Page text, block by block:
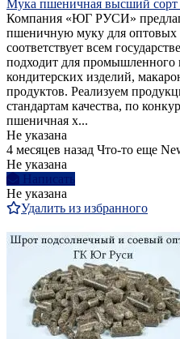
Мука пшеничная высший
Компания «ЮГ РУСИ»
пшеничную муку для оптовых
соответствует всем
подходит для промышленного
кондитерских изделий,
продуктов. Реализуем
стандартам качества, по
пшеничная х...
Не указана
4 месяцев назад Что-то еще
Не указана
Написать
Не указана
Удалить из избранного